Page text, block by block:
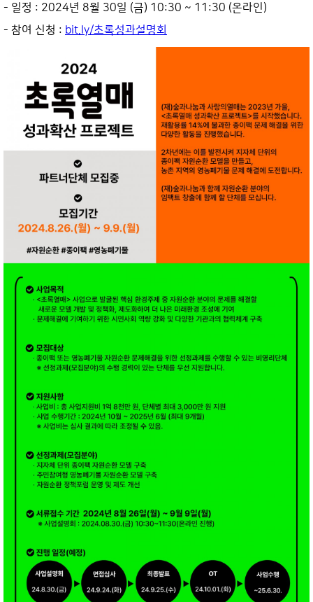
- 일정 : 2024년 8월 30일 (금) 10:30 ~ 11:30 (온라인)
- 참여 신청 : bit.ly/초록성과설명회